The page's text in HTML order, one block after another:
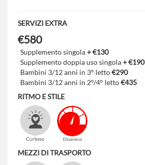
SERVIZI EXTRA
€580
Supplemento singola+ €130
Supplemento doppia uso singola+ €190
Bambini 3/12 anni in 3° letto€290
Bambini 3/12 anni in 2°/4° letto€435
RITMO E STILE
MEZZI DI TRASPORTO